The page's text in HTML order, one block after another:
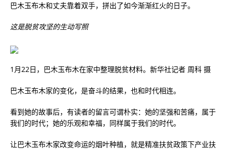
巴木玉布木和丈夫靠着双手，拼出了如今渐渐红火的日子。
这是脱贫攻坚的生动写照
1月22日，巴木玉布木在家中整理脱贫材料。新华社记者 周科 摄
巴木玉布木家的变化，是奋斗的结果，也和时代相连。
看到她的故事后，有读者的留言可谓朴实：她的坚强和苦痛，属于
我们的时代；她的乐观和幸福，同样属于我们的时代。
让巴木玉布木家改变命运的烟叶种植，就是精准扶贫政策下产业扶